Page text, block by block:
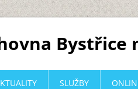
Bystřice
SLUŽBY